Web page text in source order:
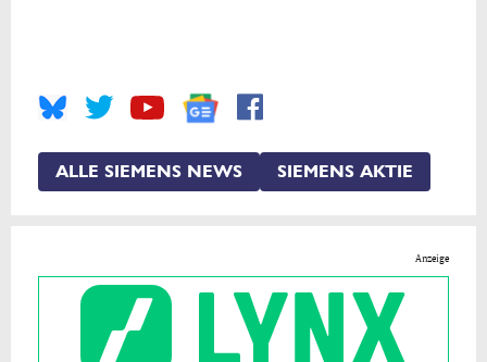
ALLE SIEMENS NEWS SIEMENS AKTIE
Anzeige